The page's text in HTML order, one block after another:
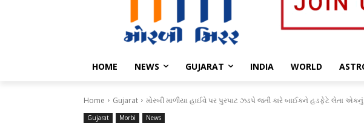
HOME NEWS GUJARAT INDIA WORLD
Home Gujarat મોરબી માળીયા હાઈવે પર પુરપાટ ઝડપે જતી કારે બાઈકને હડફેટે લેતા
Gujarat Morbi News